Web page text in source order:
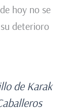
hoy no se
deterioro
de Karak